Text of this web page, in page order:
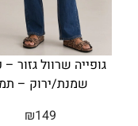
גופייה שרוול גזור
שמנת/ירוק –
₪149